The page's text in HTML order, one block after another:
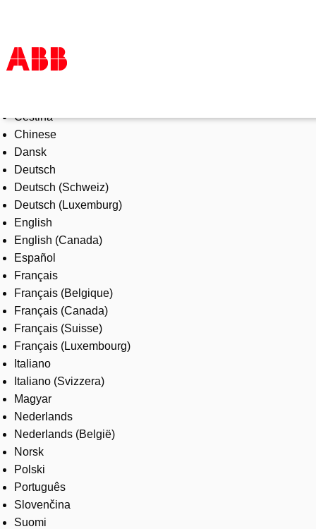
Products & Solutions
Industries
Services
About us
Where to buy
Contact us
Careers
Čeština
Chinese
Dansk
Deutsch
Deutsch (Schweiz)
Deutsch (Luxemburg)
English
English (Canada)
Español
Français
Français (Belgique)
Français (Canada)
Français (Suisse)
Français (Luxembourg)
Italiano
Italiano (Svizzera)
Magyar
Nederlands
Nederlands (België)
Norsk
Polski
Português
Slovenčina
Suomi